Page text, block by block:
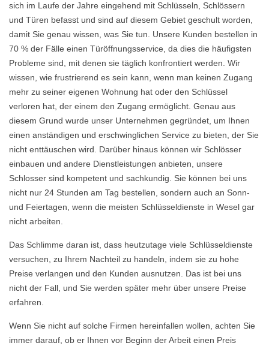
sich im Laufe der Jahre eingehend mit Schlüsseln, Schlössern
und Türen befasst und sind auf diesem Gebiet geschult worden,
damit Sie genau wissen, was Sie tun. Unsere Kunden bestellen in
70 % der Fälle einen Türöffnungsservice, da dies die häufigsten
Probleme sind, mit denen sie täglich konfrontiert werden. Wir
wissen, wie frustrierend es sein kann, wenn man keinen Zugang
mehr zu seiner eigenen Wohnung hat oder den Schlüssel
verloren hat, der einem den Zugang ermöglicht. Genau aus
diesem Grund wurde unser Unternehmen gegründet, um Ihnen
einen anständigen und erschwinglichen Service zu bieten, der Sie
nicht enttäuschen wird. Darüber hinaus können wir Schlösser
einbauen und andere Dienstleistungen anbieten, unsere
Schlosser sind kompetent und sachkundig. Sie können bei uns
nicht nur 24 Stunden am Tag bestellen, sondern auch an Sonn-
und Feiertagen, wenn die meisten Schlüsseldienste in Wesel gar
nicht arbeiten.
Das Schlimme daran ist, dass heutzutage viele Schlüsseldienste
versuchen, zu Ihrem Nachteil zu handeln, indem sie zu hohe
Preise verlangen und den Kunden ausnutzen. Das ist bei uns
nicht der Fall, und Sie werden später mehr über unsere Preise
erfahren.
Wenn Sie nicht auf solche Firmen hereinfallen wollen, achten Sie
immer darauf, ob er Ihnen vor Beginn der Arbeit einen Preis